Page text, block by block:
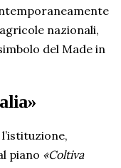
nazionali,
del Made in
piano «Coltiva